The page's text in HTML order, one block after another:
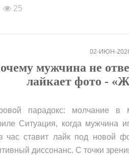
25
02-ИЮН-
мужчина не
лайкает фото -
парадокс: молчание в
Ситуация, когда мужчина
час ставит лайк под новой
диссонанс. С точки